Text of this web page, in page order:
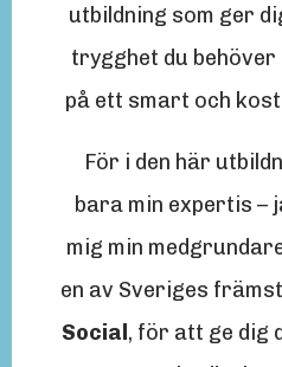
utbildning som ger
trygghet du
på ett smart och
För i den här
bara min expertis –
mig min
en av Sveriges
Social , för att ge dig